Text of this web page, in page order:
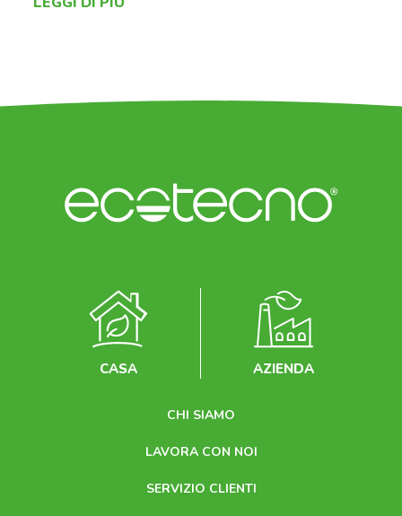
LAVORA CON NOI
SERVIZIO CLIENTI
CONTRATTO SOLARE
CERTIFICAZIONI
CONTATTI